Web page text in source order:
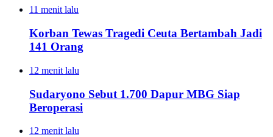
11 menit lalu
Korban Tewas Tragedi Ceuta Bertambah Jadi
141 Orang
12 menit lalu
Sudaryono Sebut 1.700 Dapur MBG Siap
Beroperasi
12 menit lalu